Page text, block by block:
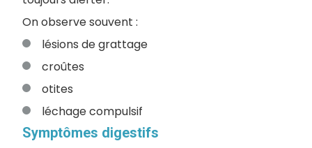
On observe souvent :
lésions de grattage
croûtes
otites
léchage compulsif
Symptômes digestifs